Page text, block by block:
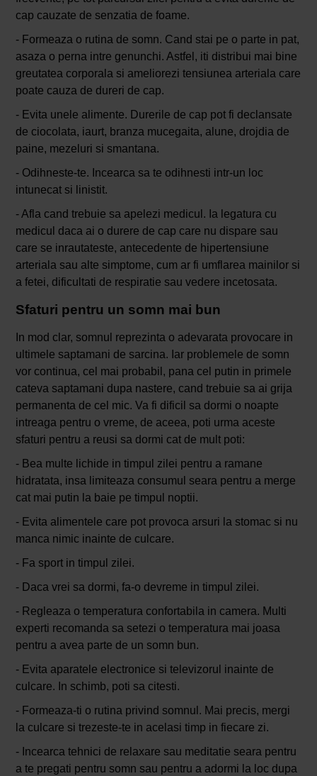
cap cauzate de senzatia de foame.
- Formeaza o rutina de somn. Cand stai pe o parte in pat,
asaza o perna intre genunchi. Astfel, iti distribui mai bine
greutatea corporala si ameliorezi tensiunea arteriala care
poate cauza de dureri de cap.
- Evita unele alimente. Durerile de cap pot fi declansate
de ciocolata, iaurt, branza mucegaita, alune, drojdia de
paine, mezeluri si smantana.
- Odihneste-te. Incearca sa te odihnesti intr-un loc
intunecat si linistit.
- Afla cand trebuie sa apelezi medicul. Ia legatura cu
medicul daca ai o durere de cap care nu dispare sau
care se inrautateste, antecedente de hipertensiune
arteriala sau alte simptome, cum ar fi umflarea mainilor si
a fetei, dificultati de respiratie sau vedere incetosata.
Sfaturi pentru un somn mai bun
In mod clar, somnul reprezinta o adevarata provocare in
ultimele saptamani de sarcina. Iar problemele de somn
vor continua, cel mai probabil, pana cel putin in primele
cateva saptamani dupa nastere, cand trebuie sa ai grija
permanenta de cel mic. Va fi dificil sa dormi o noapte
intreaga pentru o vreme, de aceea, poti urma aceste
sfaturi pentru a reusi sa dormi cat de mult poti:
- Bea multe lichide in timpul zilei pentru a ramane
hidratata, insa limiteaza consumul seara pentru a merge
cat mai putin la baie pe timpul noptii.
- Evita alimentele care pot provoca arsuri la stomac si nu
manca nimic inainte de culcare.
- Fa sport in timpul zilei.
- Daca vrei sa dormi, fa-o devreme in timpul zilei.
- Regleaza o temperatura confortabila in camera. Multi
experti recomanda sa setezi o temperatura mai joasa
pentru a avea parte de un somn bun.
- Evita aparatele electronice si televizorul inainte de
culcare. In schimb, poti sa citesti.
- Formeaza-ti o rutina privind somnul. Mai precis, mergi
la culcare si trezeste-te in acelasi timp in fiecare zi.
- Incearca tehnici de relaxare sau meditatie seara pentru
a te pregati pentru somn sau pentru a adormi la loc dupa